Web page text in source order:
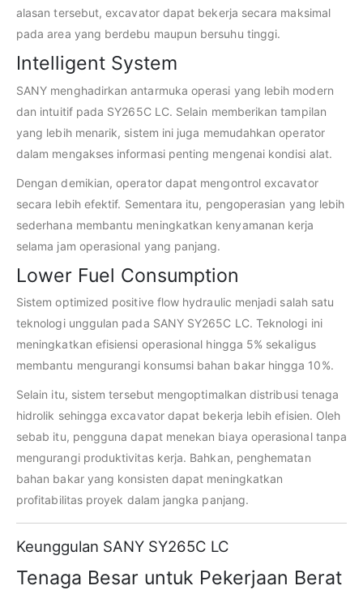
alasan tersebut, excavator dapat bekerja secara maksimal
pada area yang berdebu maupun bersuhu tinggi.
Intelligent System
SANY menghadirkan antarmuka operasi yang lebih modern
dan intuitif pada SY265C LC. Selain memberikan tampilan
yang lebih menarik, sistem ini juga memudahkan operator
dalam mengakses informasi penting mengenai kondisi alat.
Dengan demikian, operator dapat mengontrol excavator
secara lebih efektif. Sementara itu, pengoperasian yang lebih
sederhana membantu meningkatkan kenyamanan kerja
selama jam operasional yang panjang.
Lower Fuel Consumption
Sistem optimized positive flow hydraulic menjadi salah satu
teknologi unggulan pada SANY SY265C LC. Teknologi ini
meningkatkan efisiensi operasional hingga 5% sekaligus
membantu mengurangi konsumsi bahan bakar hingga 10%.
Selain itu, sistem tersebut mengoptimalkan distribusi tenaga
hidrolik sehingga excavator dapat bekerja lebih efisien. Oleh
sebab itu, pengguna dapat menekan biaya operasional tanpa
mengurangi produktivitas kerja. Bahkan, penghematan
bahan bakar yang konsisten dapat meningkatkan
profitabilitas proyek dalam jangka panjang.
Keunggulan SANY SY265C LC
Tenaga Besar untuk Pekerjaan Berat